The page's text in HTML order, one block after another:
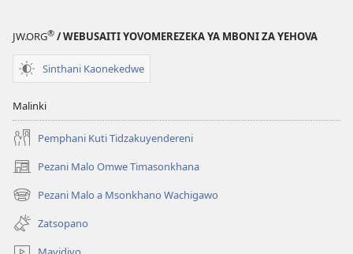
GALAMUKANI!
JW.ORG® / WEBUSAITI YOVOMEREZEKA YA MBONI ZA YEHOVA
Sinthani Kaonekedwe
Malinki
Pemphani Kuti Tidzakuyendereni
Pezani Malo Omwe Timasonkhana
(imatsegula
tsamba
lina)
Pezani Malo a Msonkhano Wachigawo
(imatsegula
tsamba
lina)
Zatsopano